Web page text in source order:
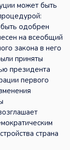
может быть
одобрен
на всеобщий
закона в него
приняты
президента
первого
страна